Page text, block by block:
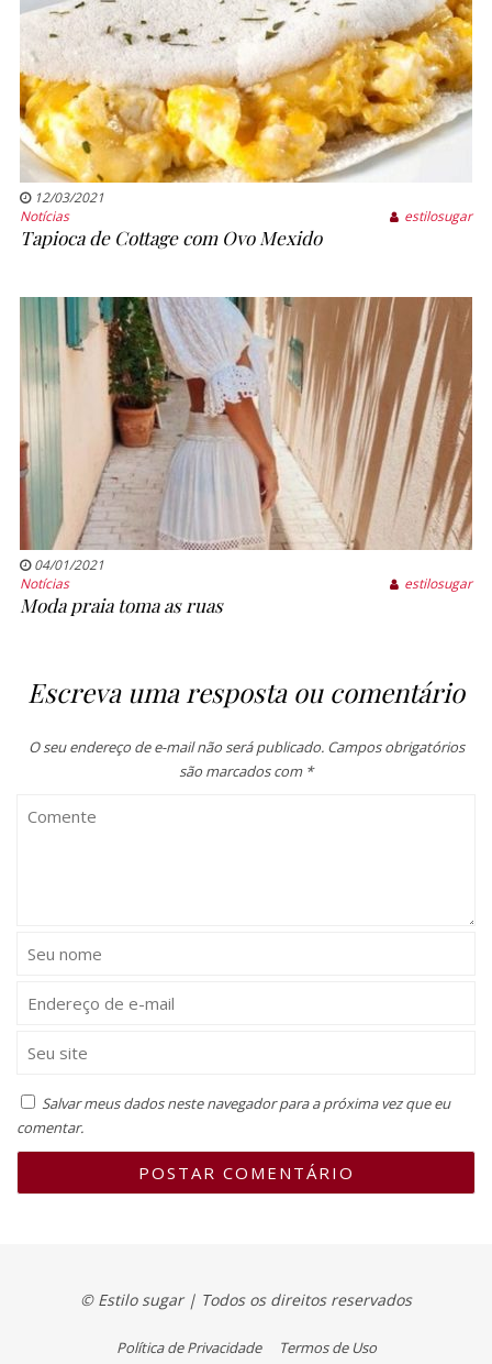
12/03/2021
Notícias
estilosugar
Tapioca de Cottage com Ovo Mexido
04/01/2021
Notícias
estilosugar
Moda praia toma as ruas
Escreva uma resposta ou comentário
O seu endereço de e-mail não será publicado. Campos obrigatórios
são marcados com *
Salvar meus dados neste navegador para a próxima vez que eu
comentar.
© Estilo sugar | Todos os direitos reservados
Política de Privacidade Termos de Uso